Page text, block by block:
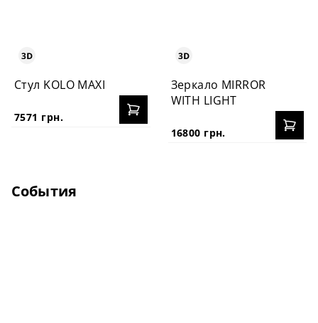
Стул KOLO MAXI
7571 грн.
Зеркало MIRROR
WITH LIGHT
16800 грн.
События